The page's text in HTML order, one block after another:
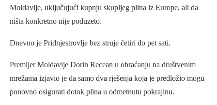
Moldavije, uključujući kupnju skupljeg plina iz Europe, ali da
ništa konkretno nije poduzeto.
Dnevno je Pridnjestrovlje bez struje četiri do pet sati.
Premijer Moldavije Dorin Recean u obraćanju na društvenim
mrežama izjavio je da samo dva rješenja koja je predložio mogu
ponovno osigurati dotok plina u odmetnutu pokrajinu.